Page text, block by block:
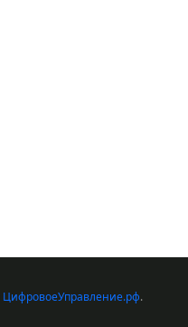
ЦифровоеУправление.рф.